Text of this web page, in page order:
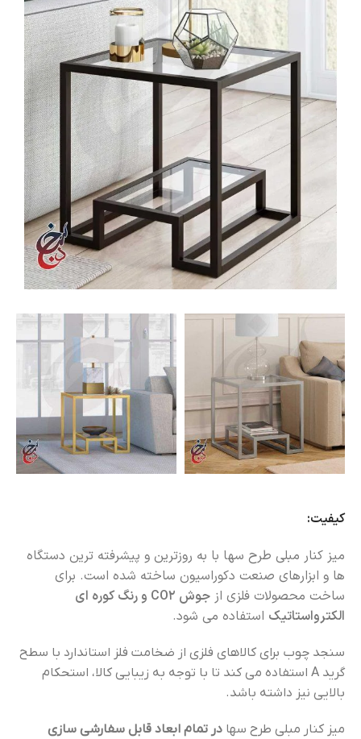
کیفیت:
میز کنار مبلی طرح سها با به روزترین و پیشرفته ترین دستگاه
ها و ابزارهای صنعت دکوراسیون ساخته شده است. برای
ساخت محصولات فلزی از
جوش CO2 و رنگ کوره ای
الکترواستاتیک استفاده می شود.
سنجد چوب برای کالاهای فلزی از ضخامت فلز استاندارد با سطح
گرید A استفاده می کند تا با توجه به زیبایی کالا، استحکام
بالایی نیز داشته باشد.
میز کنار مبلی طرح سها در تمام ابعاد قابل سفارشی سازی